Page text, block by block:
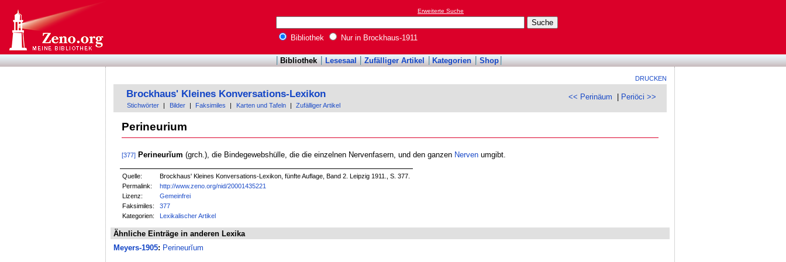
Erweiterte Suche
Bibliothek Nur in Brockhaus-1911
Bibliothek Lesesaal Zufälliger Artikel Kategorien Shop
DRUCKEN
<< Perinäum Periöci >>
Brockhaus' Kleines Konversations-Lexikon
Stichwörter Bilder Faksimiles Karten und Tafeln Zufälliger Artikel
Perineurium
[377] Perineurĭum (grch.), die Bindegewebshülle, die die einzelnen Nervenfasern, und den ganzen Nervenumgibt.
Quelle:
Brockhaus' Kleines Konversations-Lexikon, fünfte Auflage, Band 2. Leipzig 1911., S. 377.
Permalink:
http://www.zeno.org/nid/20001435221
Lizenz:
Gemeinfrei
Faksimiles:
377
Kategorien:
Lexikalischer Artikel
Ähnliche Einträge in anderen Lexika
Meyers-1905: Perineurĭum